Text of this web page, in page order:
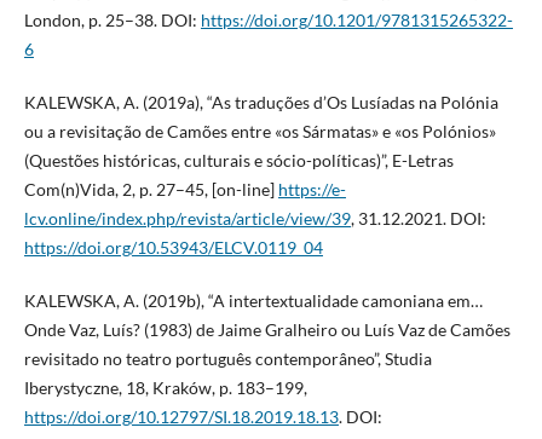
London, p. 25–38. DOI: https://doi.org/10.1201/9781315265322-
6
KALEWSKA, A. (2019a), “As traduções d’Os Lusíadas na Polónia
ou a revisitação de Camões entre «os Sármatas» e «os Polónios»
(Questões históricas, culturais e sócio-políticas)”, E-Letras
Com(n)Vida, 2, p. 27–45, [on-line] https://e-
lcv.online/index.php/revista/article/view/39, 31.12.2021. DOI:
https://doi.org/10.53943/ELCV.0119_04
KALEWSKA, A. (2019b), “A intertextualidade camoniana em…
Onde Vaz, Luís? (1983) de Jaime Gralheiro ou Luís Vaz de Camões
revisitado no teatro português contemporâneo”, Studia
Iberystyczne, 18, Kraków, p. 183–199,
https://doi.org/10.12797/SI.18.2019.18.13. DOI: